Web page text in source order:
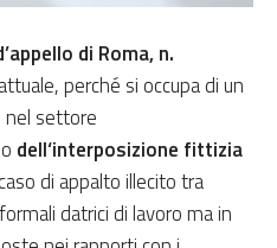
di Roma, n.
perché si occupa di un
settore
dell‘interposizione fittizia
di appalto illecito tra
datrici di lavoro ma in